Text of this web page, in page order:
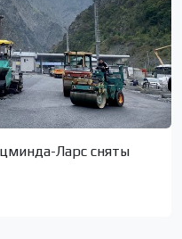
Ларс сняты